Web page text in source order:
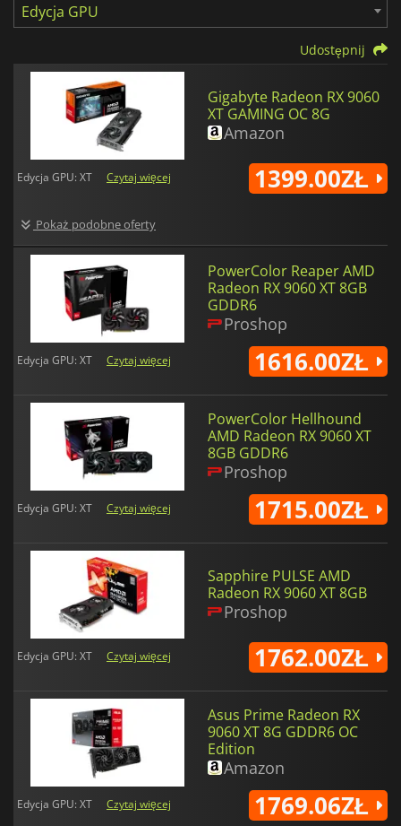
Edycja GPU
Udostępnij
Gigabyte Radeon RX 9060
XT GAMING OC 8G
Amazon
Edycja GPU: XT Czytaj więcej
Pokaż podobne oferty
1399.00ZŁ
PowerColor Reaper AMD
Radeon RX 9060 XT 8GB
GDDR6
Proshop
Edycja GPU: XT Czytaj więcej 1616.00ZŁ
PowerColor Hellhound
AMD Radeon RX 9060 XT
8GB GDDR6
Proshop
Edycja GPU: XT Czytaj więcej 1715.00ZŁ
Sapphire PULSE AMD
Radeon RX 9060 XT 8GB
Proshop
Edycja GPU: XT Czytaj więcej 1762.00ZŁ
Asus Prime Radeon RX
9060 XT 8G GDDR6 OC
Edition
Amazon
Edycja GPU: XT Czytaj więcej 1769.06ZŁ